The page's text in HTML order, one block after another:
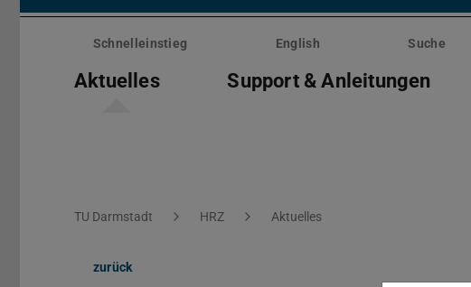
Menü
überspringenSchnelleinstieg English Suche
Aktuelles Support & Anleitungen
Sie befinden sich hier:
TU Darmstadt HRZ Aktuelles
zurück